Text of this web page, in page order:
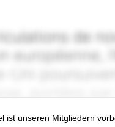
ist unseren Mitgliedern